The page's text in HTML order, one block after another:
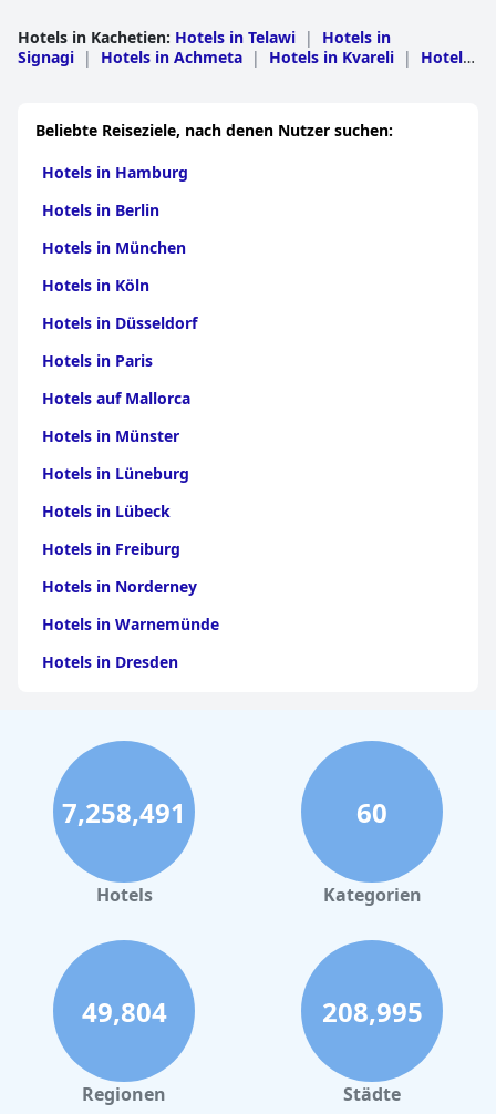
Hotels in Kachetien: Hotels in Telawi |
Hotels in
Signagi | Hotels in Achmeta | Hotels in Kvareli |
Hotels
Beliebte Reiseziele, nach denen Nutzer suchen:
Hotels in Hamburg
Hotels in Berlin
Hotels in München
Hotels in Köln
Hotels in Düsseldorf
Hotels in Paris
Hotels auf Mallorca
Hotels in Münster
Hotels in Lüneburg
Hotels in Lübeck
Hotels in Freiburg
Hotels in Norderney
Hotels in Warnemünde
Hotels in Dresden
Hotels in Stuttgart
Hotels in Leipzig
Hotels in Bamberg
Hotels in Nürnberg
Hotels in Büsum
Hotels in Amsterdam
Hotels in Bremen
Hotels in Potsdam
Hotels in Oberstdorf
7,258,491
Hotels
60
Kategorien
49,804
Regionen
208,995
Städte